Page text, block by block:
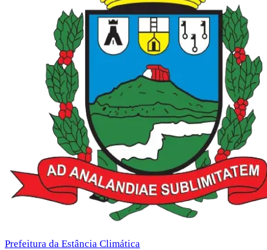
Prefeitura da Estância Climática